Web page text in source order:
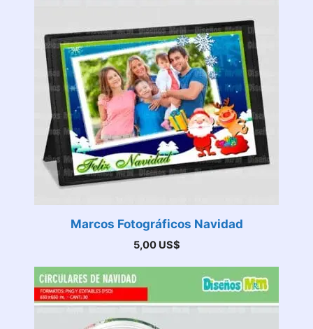
Marcos Fotográficos Navidad
5,00 US$